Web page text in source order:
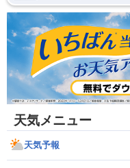
天気メニュー
天気予報